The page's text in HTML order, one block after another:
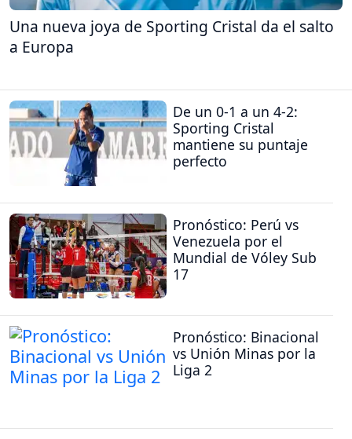
Una nueva joya de Sporting Cristal da el salto
a Europa
De un 0-1 a un 4-2:
Sporting Cristal
mantiene su puntaje
perfecto
Pronóstico: Perú vs
Venezuela por el
Mundial de Vóley Sub
17
Pronóstico: Binacional
vs Unión Minas por la
Liga 2